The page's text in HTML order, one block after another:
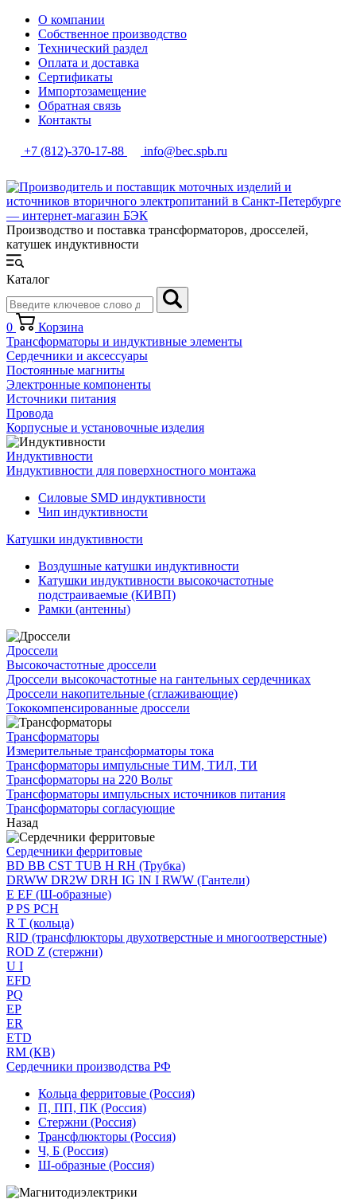
О компании
Собственное производство
Технический раздел
Оплата и доставка
Сертификаты
Импортозамещение
Обратная связь
Контакты
+7 (812)-370-17-88 info@bec.spb.ru
Производство и поставка трансформаторов, дросселей,
катушек индуктивности
Каталог
0
Корзина
Трансформаторы и индуктивные элементы
Сердечники и аксессуары
Постоянные магниты
Электронные компоненты
Источники питания
Провода
Корпусные и установочные изделия
Индуктивности
Индуктивности для поверхностного монтажа
Силовые SMD индуктивности
Чип индуктивности
Катушки индуктивности
Воздушные катушки индуктивности
Катушки индуктивности высокочастотные
подстраиваемые (КИВП)
Рамки (антенны)
Дроссели
Высокочастотные дроссели
Дроссели высокочастотные на гантельных сердечниках
Дроссели накопительные (сглаживающие)
Тококомпенсированные дроссели
Трансформаторы
Измерительные трансформаторы тока
Трансформаторы импульсные ТИМ, ТИЛ, ТИ
Трансформаторы на 220 Вольт
Трансформаторы импульсных источников питания
Трансформаторы согласующие
Назад
Сердечники ферритовые
BD BB CST TUB H RH (Трубка)
DRWW DR2W DRH IG IN I RWW (Гантели)
E EF (Ш-образные)
P PS PCH
R T (кольца)
RID (трансфлюкторы двухотверстные и многоотверстные)
ROD Z (стержни)
U I
EFD
PQ
EP
ER
ETD
RM (КВ)
Сердечники производства РФ
Кольца ферритовые (Россия)
П, ПП, ПК (Россия)
Стержни (Россия)
Трансфлюкторы (Россия)
Ч, Б (Россия)
Ш-образные (Россия)